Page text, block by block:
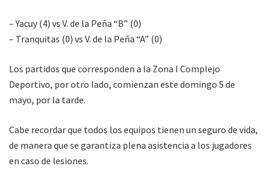
– Yacuy (4) vs V. de la Peña “B” (0)
– Tranquitas (0) vs V. de la Peña “A” (0)
Los partidos que corresponden a la Zona I Complejo
Deportivo, por otro lado, comienzan este domingo 5 de
mayo, por la tarde.
Cabe recordar que todos los equipos tienen un seguro de vida,
de manera que se garantiza plena asistencia a los jugadores
en caso de lesiones.